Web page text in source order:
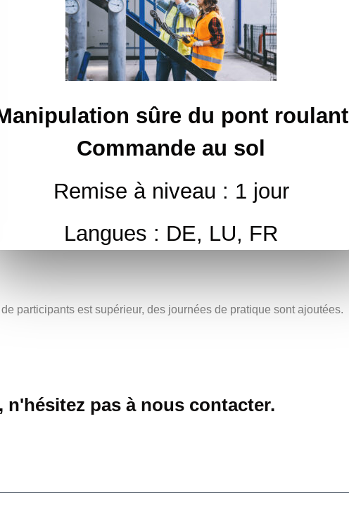
sûre du pont roulant
Commande au sol
Remise à niveau : 1 jour
Langues : DE, LU, FR
participants est supérieur, des journées de pratique sont ajoutées.
pas à nous contacter.